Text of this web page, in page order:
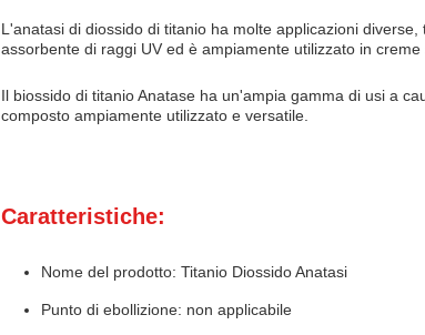
L'anatasi di diossido di titanio ha molte applicazioni
assorbente di raggi UV ed è ampiamente utilizzato in
Il biossido di titanio Anatase ha un'ampia gamma di usi a
composto ampiamente utilizzato e versatile.
Caratteristiche:
Nome del prodotto: Titanio Diossido Anatasi
Punto di ebollizione: non applicabile